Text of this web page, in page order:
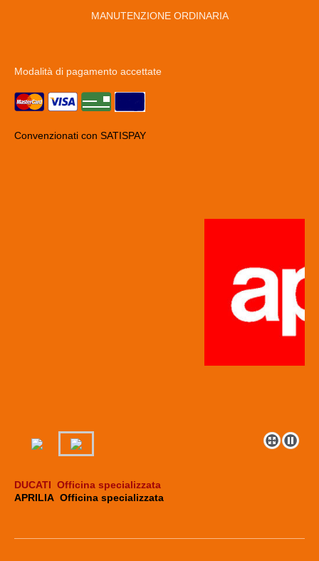
MANUTENZIONE ORDINARIA
Modalità di pagamento accettate
Convenzionati con SATISPAY
DUCATI Officina specializzata
APRILIA Officina specializzata